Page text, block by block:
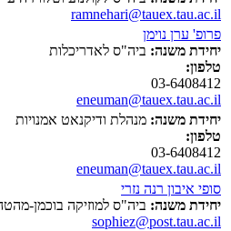
ramnehari@tauex.tau.ac.il
פרופ' ערן נוימן
יחידת משנה: ביה"ס לאדריכלות
טלפון:
03-6408412
eneuman@tauex.tau.ac.il
יחידת משנה: מנהלת ודיקנאט אמנויות
טלפון:
03-6408412
eneuman@tauex.tau.ac.il
סופי איבון רנה נזרי
יחידת משנה: ביה"ס למוזיקה בוכמן-
sophiez@post.tau.ac.il